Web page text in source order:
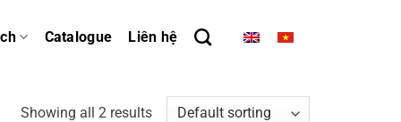
Catalogue Liên hệ
Showing all 2 results